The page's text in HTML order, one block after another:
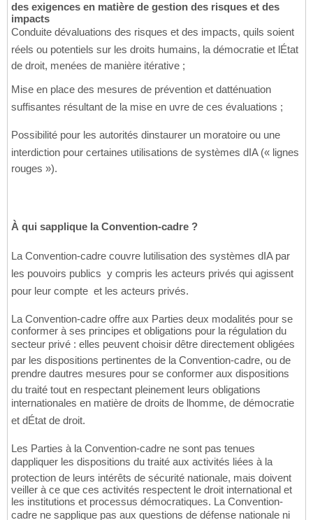
des exigences en matière de gestion des risques et des
impacts
Conduite dévaluations des risques et des impacts, quils soient
réels ou potentiels sur les droits humains, la démocratie et lÉtat
de droit, menées de manière itérative ;
Mise en place des mesures de prévention et datténuation
suffisantes résultant de la mise en uvre de ces évaluations ;
Possibilité pour les autorités dinstaurer un moratoire ou une
interdiction pour certaines utilisations de systèmes dIA (« lignes
rouges »).
À qui sapplique la Convention-cadre ?
La Convention-cadre couvre lutilisation des systèmes dIA par
les pouvoirs publics  y compris les acteurs privés qui agissent
pour leur compte  et les acteurs privés.
La Convention-cadre offre aux Parties deux modalités pour se
conformer à ses principes et obligations pour la régulation du
secteur privé : elles peuvent choisir dêtre directement obligées
par les dispositions pertinentes de la Convention-cadre, ou de
prendre dautres mesures pour se conformer aux dispositions
du traité tout en respectant pleinement leurs obligations
internationales en matière de droits de lhomme, de démocratie
et dÉtat de droit.
Les Parties à la Convention-cadre ne sont pas tenues
dappliquer les dispositions du traité aux activités liées à la
protection de leurs intérêts de sécurité nationale, mais doivent
veiller à ce que ces activités respectent le droit international et
les institutions et processus démocratiques. La Convention-
cadre ne sapplique pas aux questions de défense nationale ni